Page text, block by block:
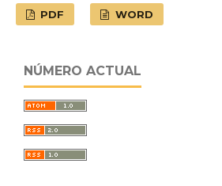
PDF WORD
NÚMERO ACTUAL